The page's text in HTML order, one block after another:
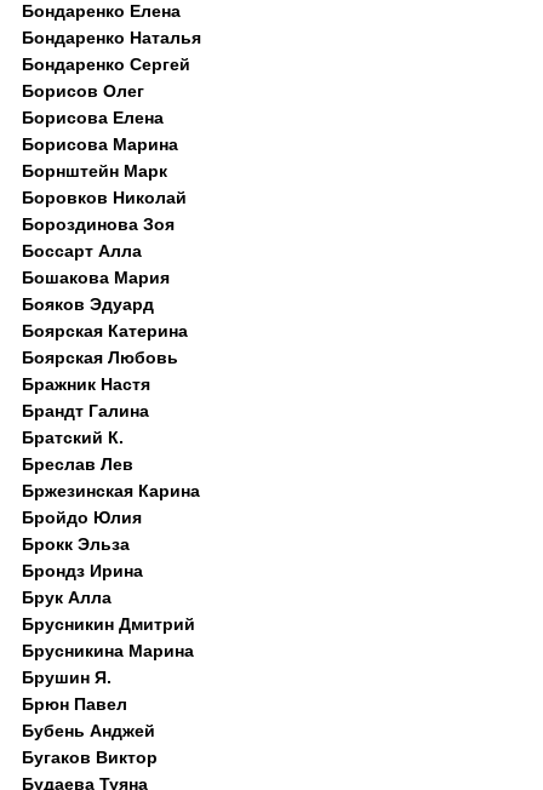
Бондаренко Елена
Бондаренко Наталья
Бондаренко Сергей
Борисов Олег
Борисова Елена
Борисова Марина
Борнштейн Марк
Боровков Николай
Бороздинова Зоя
Боссарт Алла
Бошакова Мария
Бояков Эдуард
Боярская Катерина
Боярская Любовь
Бражник Настя
Брандт Галина
Братский К.
Бреслав Лев
Бржезинская Карина
Бройдо Юлия
Брокк Эльза
Брондз Ирина
Брук Алла
Брусникин Дмитрий
Брусникина Марина
Брушин Я.
Брюн Павел
Бубень Анджей
Бугаков Виктор
Будаева Туяна